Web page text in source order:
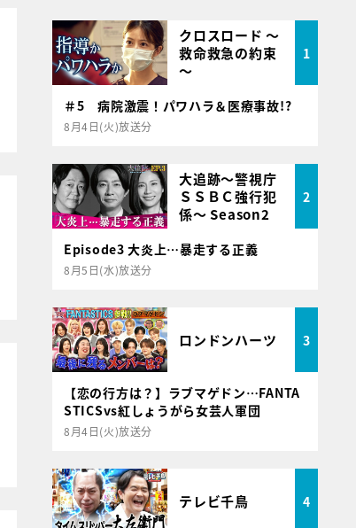
クロスロード ～
救命救急の約束
～
1
＃5 病院激震！パワハラ＆医療事故!?
8月4日(火)放送分
大追跡～警視庁
ＳＳＢＣ強行犯
係～ Season2
2
Episode3 大炎上…暴走する正義
8月5日(水)放送分
ロンドンハーツ 3
【恋の行方は？】ラブマゲドン…FANTA
STICSvs紅しょうがら女芸人軍団
8月4日(火)放送分
テレビ千鳥 4